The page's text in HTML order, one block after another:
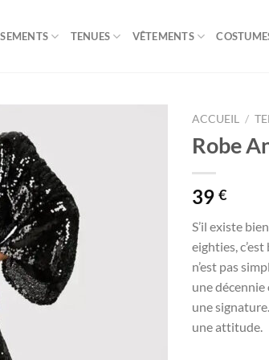
TENUES VÊTEMENTS
ACCUEIL /
Robe
39 €
S’il existe
eighties,
n’est pas
une décennie
une
une attitude.